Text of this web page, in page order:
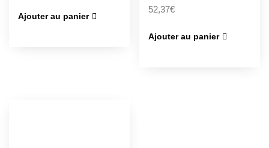
Ajouter au panier
52,37€
Ajouter au panier